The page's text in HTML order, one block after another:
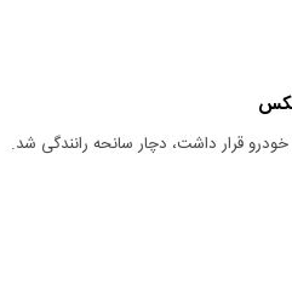
قرار داشت، دچار سانحه رانندگی شد.